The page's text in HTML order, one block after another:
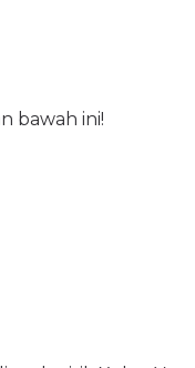
bawah ini!